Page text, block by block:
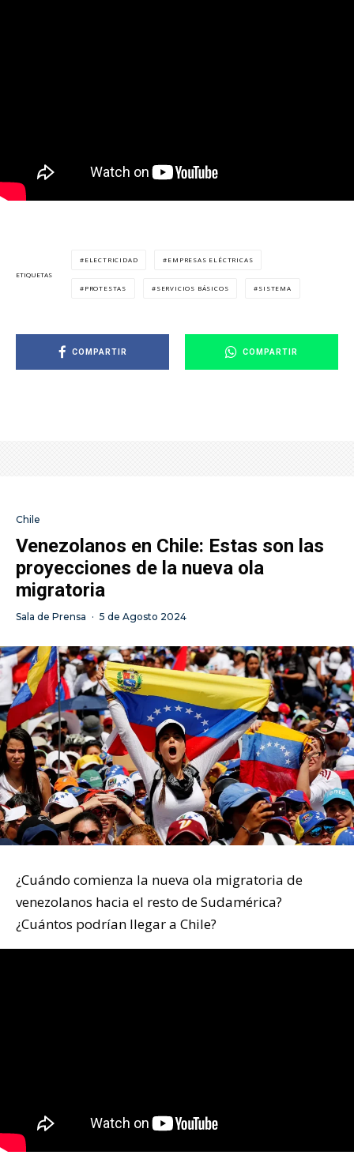
ETIQUETAS
ELECTRICIDAD EMPRESAS ELÉCTRICAS
PROTESTAS SERVICIOS BÁSICOS SISTEMA
COMPARTIR COMPARTIR
Chile
Venezolanos en Chile: Estas son las
proyecciones de la nueva ola
migratoria
Sala de Prensa · 5 de Agosto 2024
¿Cuándo comienza la nueva ola migratoria de
venezolanos hacia el resto de Sudamérica?
¿Cuántos podrían llegar a Chile?